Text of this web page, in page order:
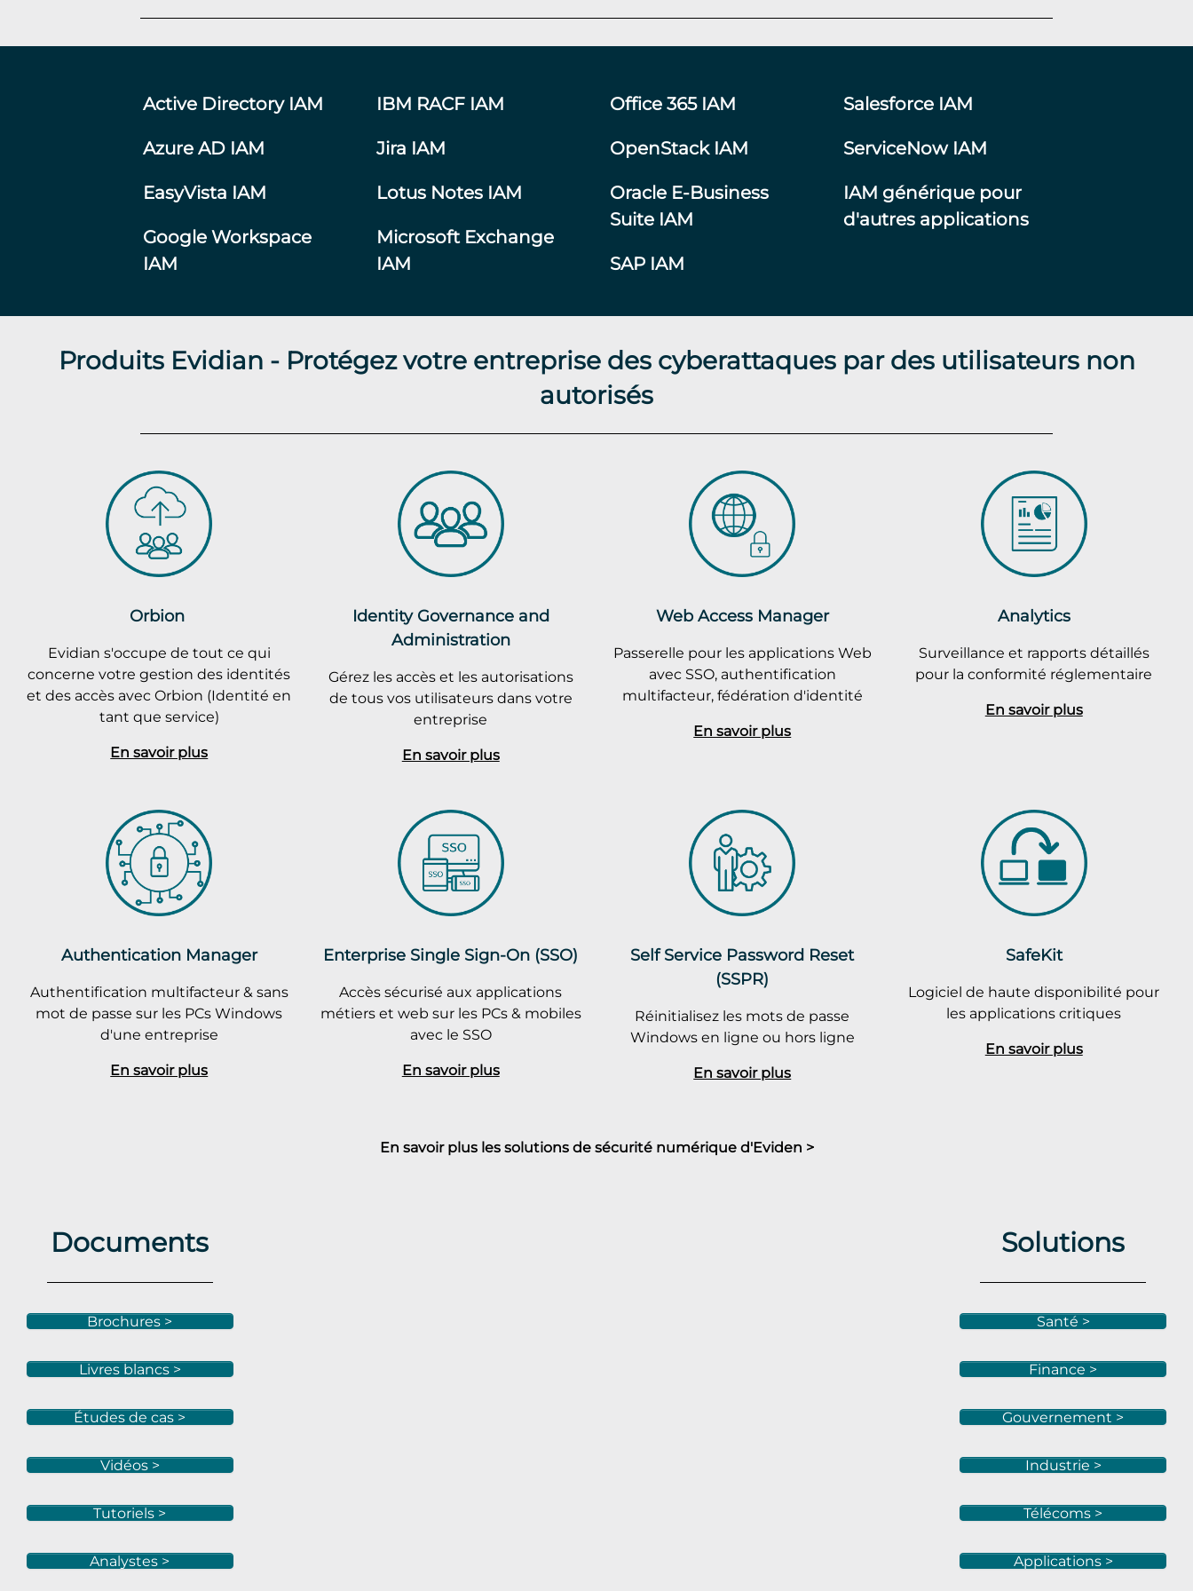
Active Directory IAM
Azure AD IAM
EasyVista IAM
Google Workspace
IAM
IBM RACF IAM
Jira IAM
Lotus Notes IAM
Microsoft Exchange
IAM
Office 365 IAM
OpenStack IAM
Oracle E-Business
Suite IAM
SAP IAM
Salesforce IAM
ServiceNow IAM
IAM générique pour
d'autres applications
Produits Evidian - Protégez votre entreprise des cyberattaques par des utilisateurs non
autorisés
Orbion
Evidian s'occupe de tout ce qui
concerne votre gestion des identités
et des accès avec Orbion (Identité en
tant que service)
En savoir plus
Identity Governance and
Administration
Gérez les accès et les autorisations
de tous vos utilisateurs dans votre
entreprise
En savoir plus
Web Access Manager
Passerelle pour les applications Web
avec SSO, authentification
multifacteur, fédération d'identité
En savoir plus
Analytics
Surveillance et rapports détaillés
pour la conformité réglementaire
En savoir plus
Authentication Manager
Authentification multifacteur & sans
mot de passe sur les PCs Windows
d'une entreprise
En savoir plus
Enterprise Single Sign-On (SSO)
Accès sécurisé aux applications
métiers et web sur les PCs & mobiles
avec le SSO
En savoir plus
Self Service Password Reset
(SSPR)
Réinitialisez les mots de passe
Windows en ligne ou hors ligne
En savoir plus
SafeKit
Logiciel de haute disponibilité pour
les applications critiques
En savoir plus
En savoir plus les solutions de sécurité numérique d'Eviden >
Documents
Brochures >
Livres blancs >
Études de cas >
Vidéos >
Tutoriels >
Analystes >
Solutions
Santé >
Finance >
Gouvernement >
Industrie >
Télécoms >
Applications >